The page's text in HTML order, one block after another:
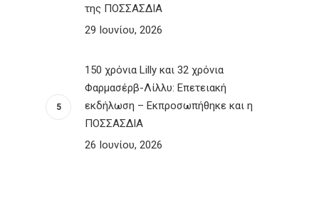
της ΠΟΣΣΑΣΔΙΑ
29 Ιουνίου, 2026
150 χρόνια Lilly και 32 χρόνια
Φαρμασέρβ-Λίλλυ: Eπετειακή
εκδήλωση – Εκπροσωπήθηκε και η
ΠΟΣΣΑΣΔΙΑ
26 Ιουνίου, 2026